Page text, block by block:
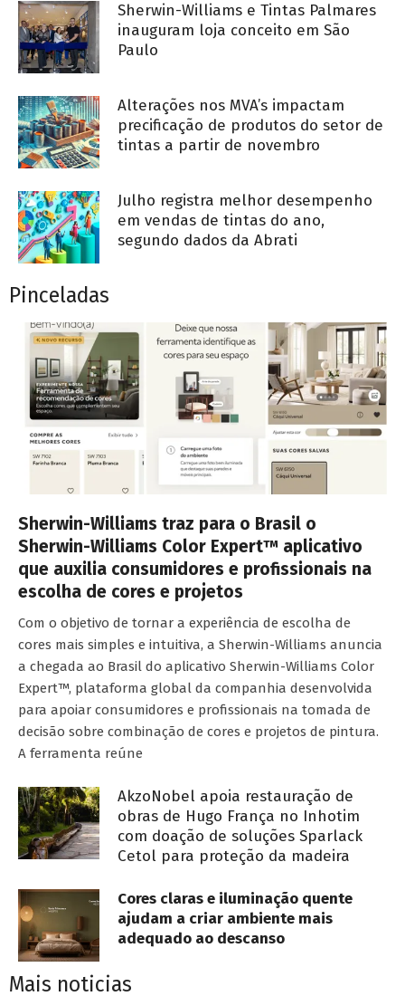
Sherwin-Williams e Tintas Palmares
inauguram loja conceito em São
Paulo
Alterações nos MVA’s impactam
precificação de produtos do setor de
tintas a partir de novembro
Julho registra melhor desempenho
em vendas de tintas do ano,
segundo dados da Abrati
Pinceladas
Sherwin-Williams traz para o Brasil o
Sherwin-Williams Color Expert™ aplicativo
que auxilia consumidores e profissionais na
escolha de cores e projetos
Com o objetivo de tornar a experiência de escolha de
cores mais simples e intuitiva, a Sherwin-Williams anuncia
a chegada ao Brasil do aplicativo Sherwin-Williams Color
Expert™, plataforma global da companhia desenvolvida
para apoiar consumidores e profissionais na tomada de
decisão sobre combinação de cores e projetos de pintura.
A ferramenta reúne
AkzoNobel apoia restauração de
obras de Hugo França no Inhotim
com doação de soluções Sparlack
Cetol para proteção da madeira
Cores claras e iluminação quente
ajudam a criar ambiente mais
adequado ao descanso
Mais noticias